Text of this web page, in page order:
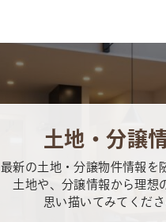
土地・分譲
最新の土地・分譲物件情報を
土地や、分譲情報から理想
思い描いてみてくださ